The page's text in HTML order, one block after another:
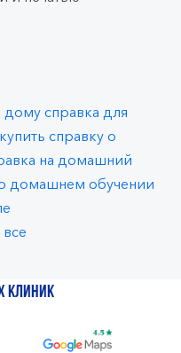
дому справка для
купить справку о
на домашний
домашнем обучении
все
клиник